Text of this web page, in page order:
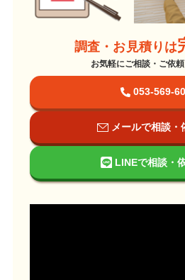
調査・お見積りは
お気軽にご相談・ご依頼
053-569-
メールで相談・
LINEで相談・